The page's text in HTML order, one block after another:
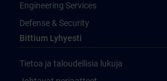
Engineering Services
Defense & Security
Bittium Lyhyesti
Tietoa ja taloudellisia lukuja